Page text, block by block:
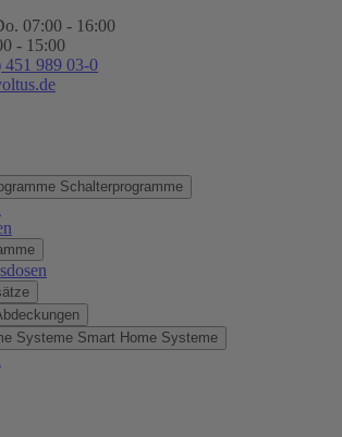
07:00 - 16:00
- 15:00
451 989 03-0
Schalterprogramme
Smart Home Systeme